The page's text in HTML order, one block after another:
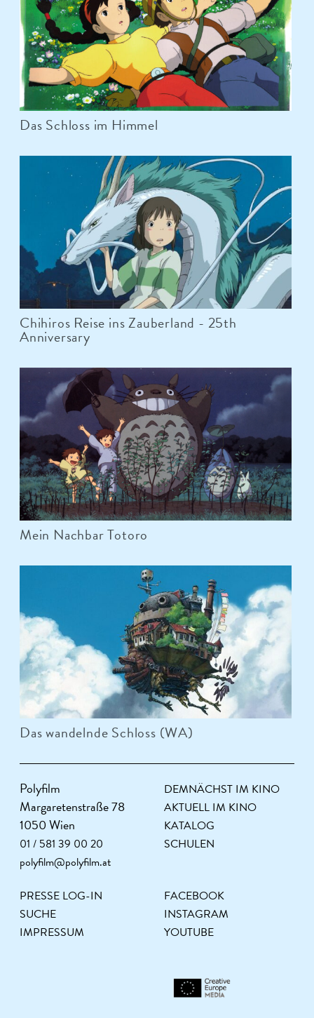
Das Schloss im Himmel
Chihiros Reise ins Zauberland - 25th
Anniversary
Mein Nachbar Totoro
Das wandelnde Schloss (WA)
Polyfilm
Margaretenstraße 78
1050 Wien
01 / 581 39 00 20
polyfilm@polyfilm.at
DEMNÄCHST IM KINO
AKTUELL IM KINO
KATALOG
SCHULEN
PRESSE LOG-IN
SUCHE
IMPRESSUM
FACEBOOK
INSTAGRAM
YOUTUBE